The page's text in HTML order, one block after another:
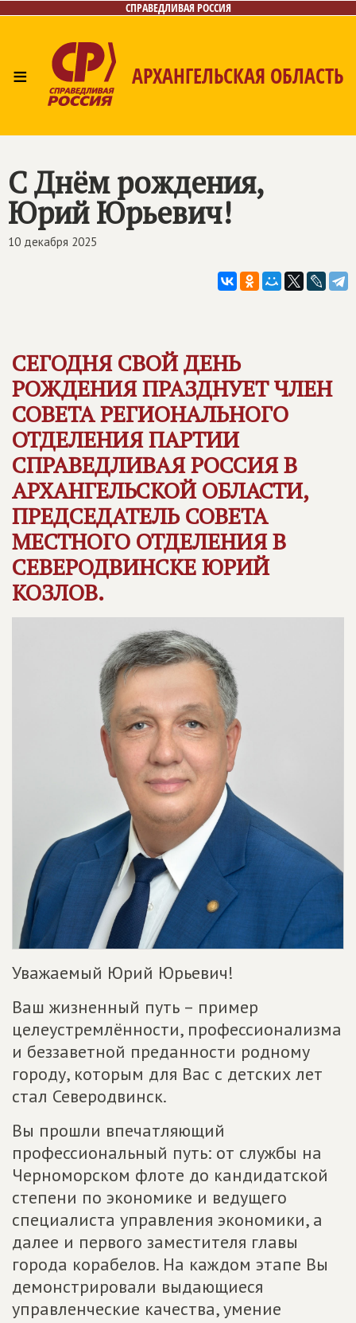
СПРАВЕДЛИВАЯ РОССИЯ
≡ АРХАНГЕЛЬСКАЯ ОБЛАСТЬ
С Днём рождения,
Юрий Юрьевич!
10 декабря 2025
СЕГОДНЯ СВОЙ ДЕНЬ
РОЖДЕНИЯ ПРАЗДНУЕТ ЧЛЕН
СОВЕТА РЕГИОНАЛЬНОГО
ОТДЕЛЕНИЯ ПАРТИИ
СПРАВЕДЛИВАЯ РОССИЯВ
АРХАНГЕЛЬСКОЙ ОБЛАСТИ,
ПРЕДСЕДАТЕЛЬ СОВЕТА
МЕСТНОГО ОТДЕЛЕНИЯ В
СЕВЕРОДВИНСКЕ ЮРИЙ
КОЗЛОВ.
Уважаемый Юрий Юрьевич!
Ваш жизненный путь – пример
целеустремлённости, профессионализма
и беззаветной преданности родному
городу, которым для Вас с детских лет
стал Северодвинск.
Вы прошли впечатляющий
профессиональный путь: от службы на
Черноморском флоте до кандидатской
степени по экономике и ведущего
специалиста управления экономики, а
далее и первого заместителя главы
города корабелов. На каждом этапе Вы
демонстрировали выдающиеся
управленческие качества, умение